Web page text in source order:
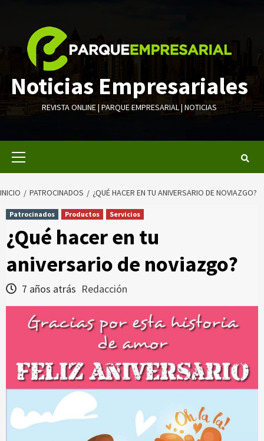
contenido
Noticias Empresariales
REVISTA ONLINE | PARQUE EMPRESARIAL | NOTICIAS
INICIO PATROCINADOS ¿QUÉ HACER EN TU ANIVERSARIO DE NOVIAZGO?
Patrocinados Productos Servicios
¿Qué hacer en tu
aniversario de noviazgo?
7 años atrás Redacción